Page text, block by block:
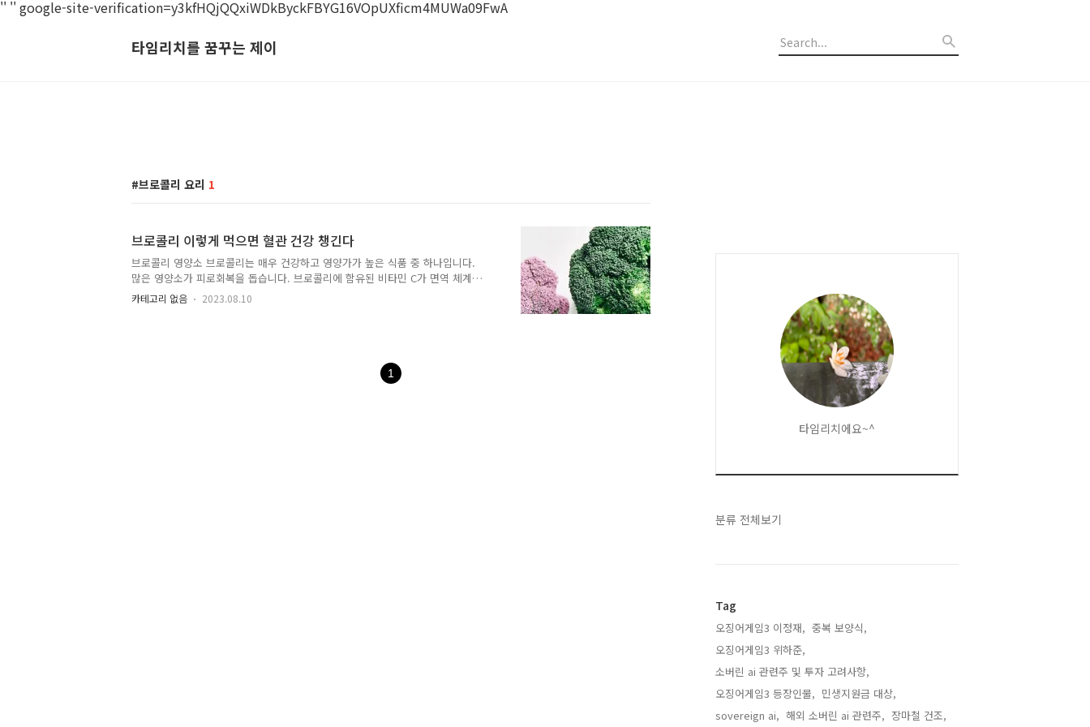
'' '' google-site-verification=y3kfHQjQQxiWDkByckFBYG16VOpUXficm4MUWa09FwA
타임리치를 꿈꾸는 제이
브로콜리 요리 1
브로콜리 이렇게 먹으면 혈관 건강 챙긴다
브로콜리 영양소 브로콜리는 매우 건강하고 영양가가 높은 식품 중 하나입니다.
많은 영양소가 피로회복을 돕습니다. 브로콜리에 함유된 비타민 C가 면역 체계
를 강화하고 세포 손상을 방지하는 데 도움이 됩니다. 브로콜리가 다른 채소와
다른 점 브로콜리는 다른 채소와 비교했을 때 영양학적으로 많은 이로움이 있습
손상을 예방하고 만성 질환, 예를 들면 암과 같은 질병을 예방하는 데 도움이 됩
니다. 설탕 및 탄수화물 함량: 브로콜리는 설탕 및 탄수화물 함량이 적습니다. 따
카테고리 없음 2023.08.10
1
타임리치에요~^
분류 전체보기
Tag
오징어게임3 이정재, 중복 보양식,
오징어게임3 위하준,
소버린 ai 관련주 및 투자 고려사항,
오징어게임3 등장인물, 민생지원금 대상,
sovereign ai, 해외 소버린 ai 관련주, 장마철 건조,